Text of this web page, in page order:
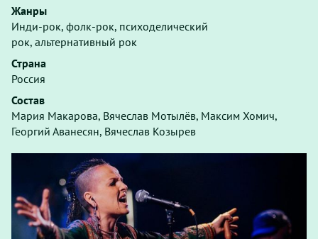
Жанры
Инди-рок, фолк-рок, психоделический
рок, альтернативный рок
Страна
Россия
Состав
Мария Макарова, Вячеслав Мотылёв, Максим Хомич,
Георгий Аванесян, Вячеслав Козырев